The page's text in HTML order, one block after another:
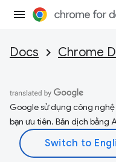
Docs Chrome
Google sử dụng công
bạn ưu tiên. Bản dịch bằng